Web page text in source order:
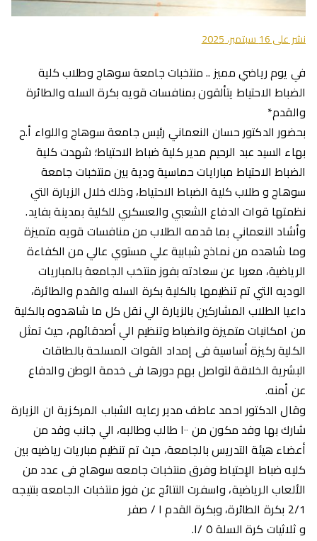
نشر على16 سبتمبر، 2025
في يوم رياضي مميز .. منتخبات جامعة سوهاج وطلاب كلية
الضباط الاحتياط يتألقون بمنافسات قويه بكرة السله والطائرة
والقدم*
بحضور الدكتور حسان النعماني رئيس جامعة سوهاج واللواء أ.ح
بهاء السيد عبد الرحيم مدير كلية ضباط الاحتياط؛ شهدت كلية
الضباط الاحتياط مبارايات حماسية ودية بين منتخبات جامعة
سوهاج و طلاب كلية الضباط الاحتياط، وذلك خلال الزيارة التي
نظمتها قوات الدفاع الشعبي والعسكري للكلية بمدينة بفايد.
وأشاد النعماني بما قدمه الطلاب من منافسات قويه متميزة
وما شاهده من نماذج شبابية علي مستوي عالي من الكفاءة
الرياضية، معربا عن سعادته بفوز منتخب الجامعة بالمباريات
الوديه التي تم تنظيمها بالكلية بكرة السله والقدم والطائرة،
داعيا الطلاب المشاركين بالزيارة الي نقل كل ما شاهدوه بالكلية
من امكانيات متميزة وانضباط وتنظيم الي أصدقائهم، حيث تمثل
الكلية ركيزة أساسية فى إمداد القوات المسلحة بالطاقات
البشرية الخلاقة لتواصل بهم دورها فى خدمة الوطن والدفاع
عن أمنه.
وقال الدكتور احمد عاطف مدير رعايه الشباب المركزية ان الزيارة
شارك بها وفد مكون من ١٠٠ طالب وطالبه، الي جانب وفد من
أعضاء هيئة التدريس بالجامعة، حيث تم تنظيم مباريات رياضيه بين
كليه ضباط الإحتياط وفرق منتخبات جامعه سوهاج فى عدد من
الألعاب الرياضية، واسفرت النتائج عن فوز منتخبات الجامعه بنتيجه
2/1 بكرة الطائرة، وبكرة القدم ١ / صفر
و ثلاثيات كرة السلة ٥ /١.